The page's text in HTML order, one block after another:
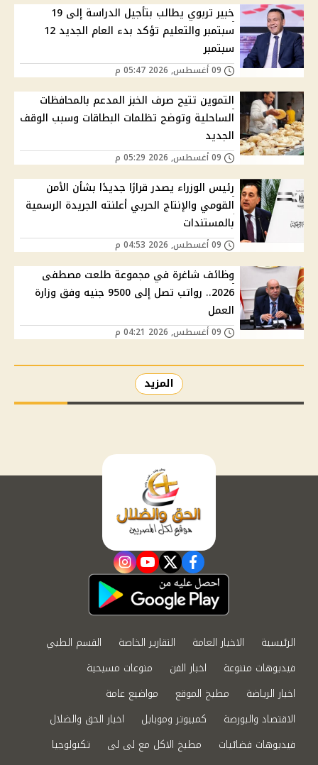
خبير تربوي يطالب بتأجيل الدراسة إلى 19
سبتمبر والتعليم تؤكد بدء العام الجديد 12
سبتمبر
التموين تتيح صرف الخبز المدعم بالمحافظات
الساحلية وتوضح تظلمات البطاقات وسبب الوقف
الجديد
رئيس الوزراء يصدر قرارًا جديدًا بشأن الأمن
القومي والإنتاج الحربي أعلنته الجريدة الرسمية
بالمستندات
وظائف شاغرة في مجموعة طلعت مصطفى
2026.. رواتب تصل إلى 9500 جنيه وفق وزارة
العمل
المزيد
facebook
twitter
youtube
instagram
الرئيسية الاخبار العامة التقارير الخاصة
القسم الطبي
فيديوهات متنوعة
اخبار الفن
منوعات مسيحية
اخبار الرياضة
مطبخ الموقع
مواضيع عامة
الاقتصاد والبورصة
كمبيوتر وموبايل
اخبار الحق والضلال
فيديوهات فضائيات
مطبخ الاكل مع لى لى
تكنولوجيا